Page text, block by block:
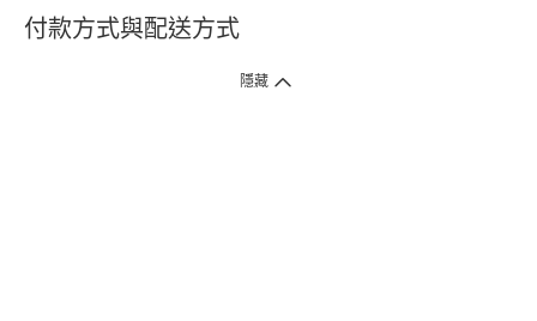
付款方式與配送方式
隱藏